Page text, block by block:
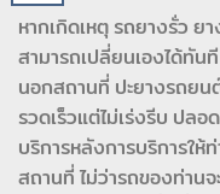
หากเกิดเหตุ รถยางรั่ว ย
สามารถเปลี่ยนเองได้ทัน
นอกสถานที่ ปะยางรถยน
รวดเร็วแต่ไม่เร่งรีบ ปลอ
บริการหลังการบริการให้
สถานที่ ไม่ว่ารถของท่าน